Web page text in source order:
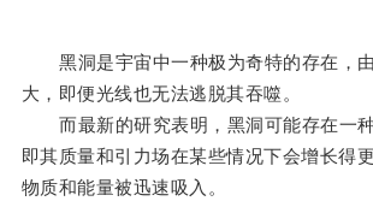
黑洞是宇宙中一种极为奇特的存在，
大，即便光线也无法逃脱其吞噬。
而最新的研究表明，黑洞可能存在一种
即其质量和引力场在某些情况下会增长得
物质和能量被迅速吸入。